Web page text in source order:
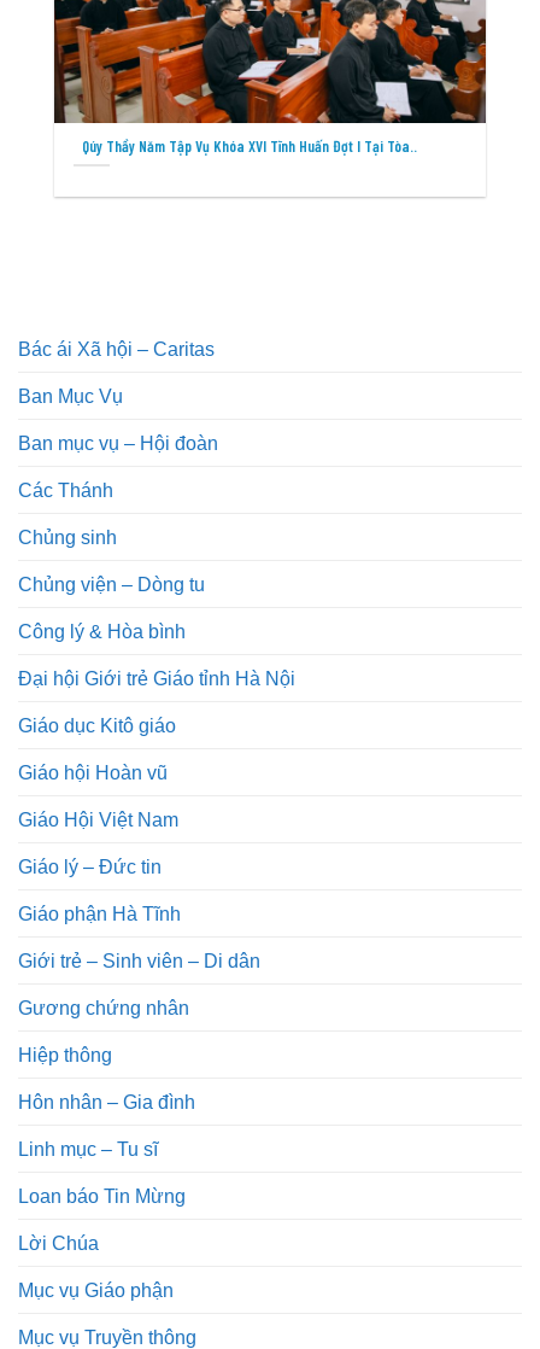
Qúy Thầy Năm Tập Vụ Khóa XVI Tĩnh Huấn Đợt I Tại Tòa..
Bác ái Xã hội – Caritas
Ban Mục Vụ
Ban mục vụ – Hội đoàn
Các Thánh
Chủng sinh
Chủng viện – Dòng tu
Công lý & Hòa bình
Đại hội Giới trẻ Giáo tỉnh Hà Nội
Giáo dục Kitô giáo
Giáo hội Hoàn vũ
Giáo Hội Việt Nam
Giáo lý – Đức tin
Giáo phận Hà Tĩnh
Giới trẻ – Sinh viên – Di dân
Gương chứng nhân
Hiệp thông
Hôn nhân – Gia đình
Linh mục – Tu sĩ
Loan báo Tin Mừng
Lời Chúa
Mục vụ Giáo phận
Mục vụ Truyền thông